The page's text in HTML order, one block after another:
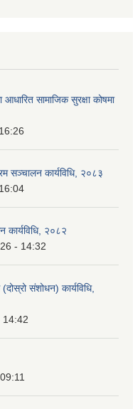
आधारित सामाजिक सुरक्षा कोषमा
सञ्चालन कार्यविधि, २०८३
कार्यविधि, २०८२
- 14:32
संशोधन) कार्यविधि,
14:42